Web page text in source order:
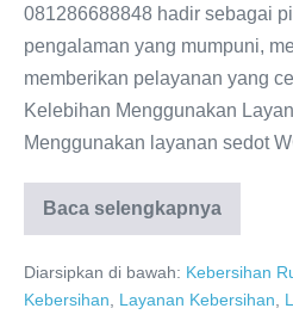
081286688848 hadir sebagai
pengalaman yang mumpuni,
memberikan pelayanan yang
Kelebihan Menggunakan
Menggunakan layanan sedot
Baca selengkapnya
Layanan
Sedot
Batu
Malang:
Terpercaya
Diarsipkan di bawah: Kebersihan
Kebersihan
Layanan Kebersihan